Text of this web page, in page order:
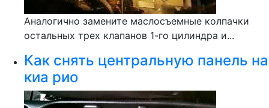
Аналогично замените маслосъемные колпачки
остальных трех клапанов 1-го цилиндра и...
Как снять центральную панель на
киа рио